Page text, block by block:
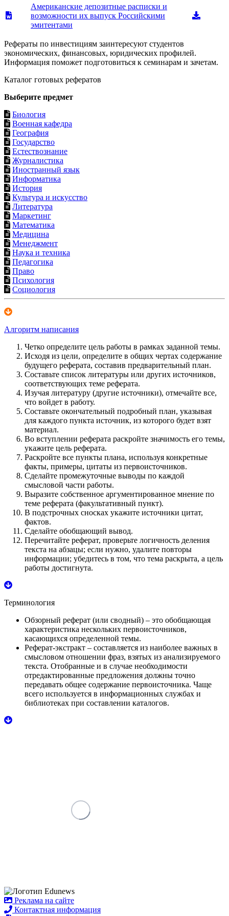
Американские депозитные расписки и
возможности их выпуск Российскими
эмитентами
Рефераты по инвестициям заинтересуют студентов
экономических, финансовых, юридических профилей.
Информация поможет подготовиться к семинарам и зачетам.
Каталог готовых рефератов
Выберите предмет
Биология
Военная кафедра
География
Государство
Естествознание
Журналистика
Иностранный язык
Информатика
История
Культура и искусство
Литература
Маркетинг
Математика
Медицина
Менеджмент
Наука и техника
Педагогика
Право
Психология
Социология
Алгоритм написания
Четко определите цель работы в рамках заданной темы.
Исходя из цели, определите в общих чертах содержание
будущего реферата, составив предварительный план.
Составьте список литературы или других источников,
соответствующих теме реферата.
Изучая литературу (другие источники), отмечайте все,
что войдет в работу.
Составьте окончательный подробный план, указывая
для каждого пункта источник, из которого будет взят
материал.
Во вступлении реферата раскройте значимость его темы,
укажите цель реферата.
Раскройте все пункты плана, используя конкретные
факты, примеры, цитаты из первоисточников.
Сделайте промежуточные выводы по каждой
смысловой части работы.
Выразите собственное аргументированное мнение по
теме реферата (факультативный пункт).
В подстрочных сносках укажите источники цитат,
фактов.
Сделайте обобщающий вывод.
Перечитайте реферат, проверьте логичность деления
текста на абзацы; если нужно, удалите повторы
информации; убедитесь в том, что тема раскрыта, а цель
работы достигнута.
Терминология
Обзорный реферат (или сводный) – это обобщающая
характеристика нескольких первоисточников,
касающихся определенной темы.
Реферат-экстракт – составляется из наиболее важных в
смысловом отношении фраз, взятых из анализируемого
текста. Отобранные и в случае необходимости
отредактированные предложения должны точно
передавать общее содержание первоисточника. Чаще
всего используется в информационных службах и
библиотеках при составлении каталогов.
Реклама на сайте
Контактная информация